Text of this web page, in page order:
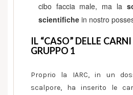
cibo faccia male, ma la
scientifiche in nostro
IL “CASO” DELLE
GRUPPO 1
Proprio la IARC, in un
scalpore, ha inserito le